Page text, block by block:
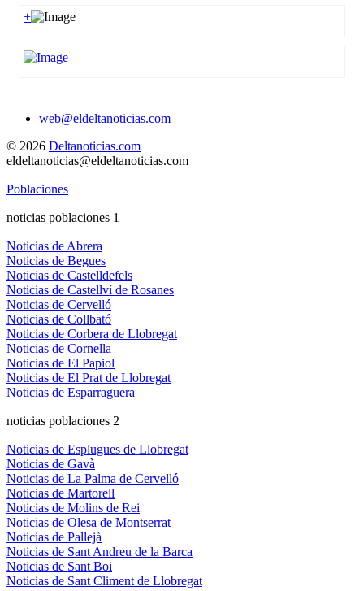
+
web@eldeltanoticias.com
© 2026 Deltanoticias.com
eldeltanoticias@eldeltanoticias.com
Poblaciones
noticias poblaciones 1
Noticias de Abrera
Noticias de Begues
Noticias de Castelldefels
Noticias de Castellví de Rosanes
Noticias de Cervelló
Noticias de Collbató
Noticias de Corbera de Llobregat
Noticias de Cornella
Noticias de El Papiol
Noticias de El Prat de Llobregat
Noticias de Esparraguera
noticias poblaciones 2
Noticias de Esplugues de Llobregat
Noticias de Gavà
Noticias de La Palma de Cervelló
Noticias de Martorell
Noticias de Molins de Rei
Noticias de Olesa de Montserrat
Noticias de Pallejà
Noticias de Sant Andreu de la Barca
Noticias de Sant Boi
Noticias de Sant Climent de Llobregat